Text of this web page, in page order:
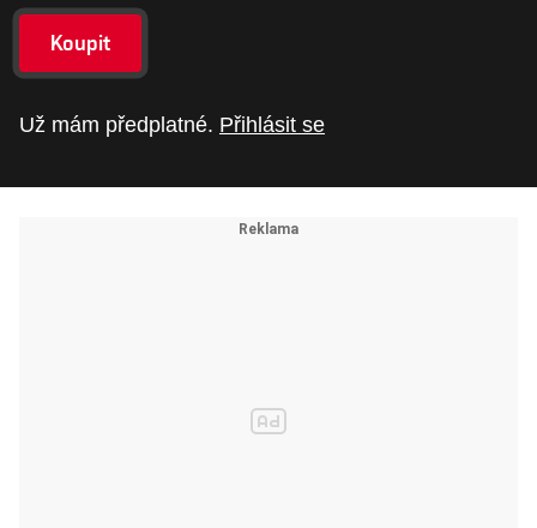
Koupit
Už mám předplatné. Přihlásit se